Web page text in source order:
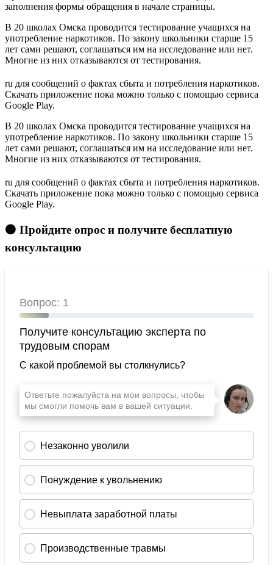
заполнения формы обращения в начале страницы.
В 20 школах Омска проводится тестирование учащихся на
употребление наркотиков. По закону школьники старше 15
лет сами решают, соглашаться им на исследование или нет.
Многие из них отказываются от тестирования.
ru для сообщений о фактах сбыта и потребления наркотиков.
Скачать приложение пока можно только с помощью сервиса
Google Play.
В 20 школах Омска проводится тестирование учащихся на
употребление наркотиков. По закону школьники старше 15
лет сами решают, соглашаться им на исследование или нет.
Многие из них отказываются от тестирования.
ru для сообщений о фактах сбыта и потребления наркотиков.
Скачать приложение пока можно только с помощью сервиса
Google Play.
🟠 Пройдите опрос и получите бесплатную
консультацию